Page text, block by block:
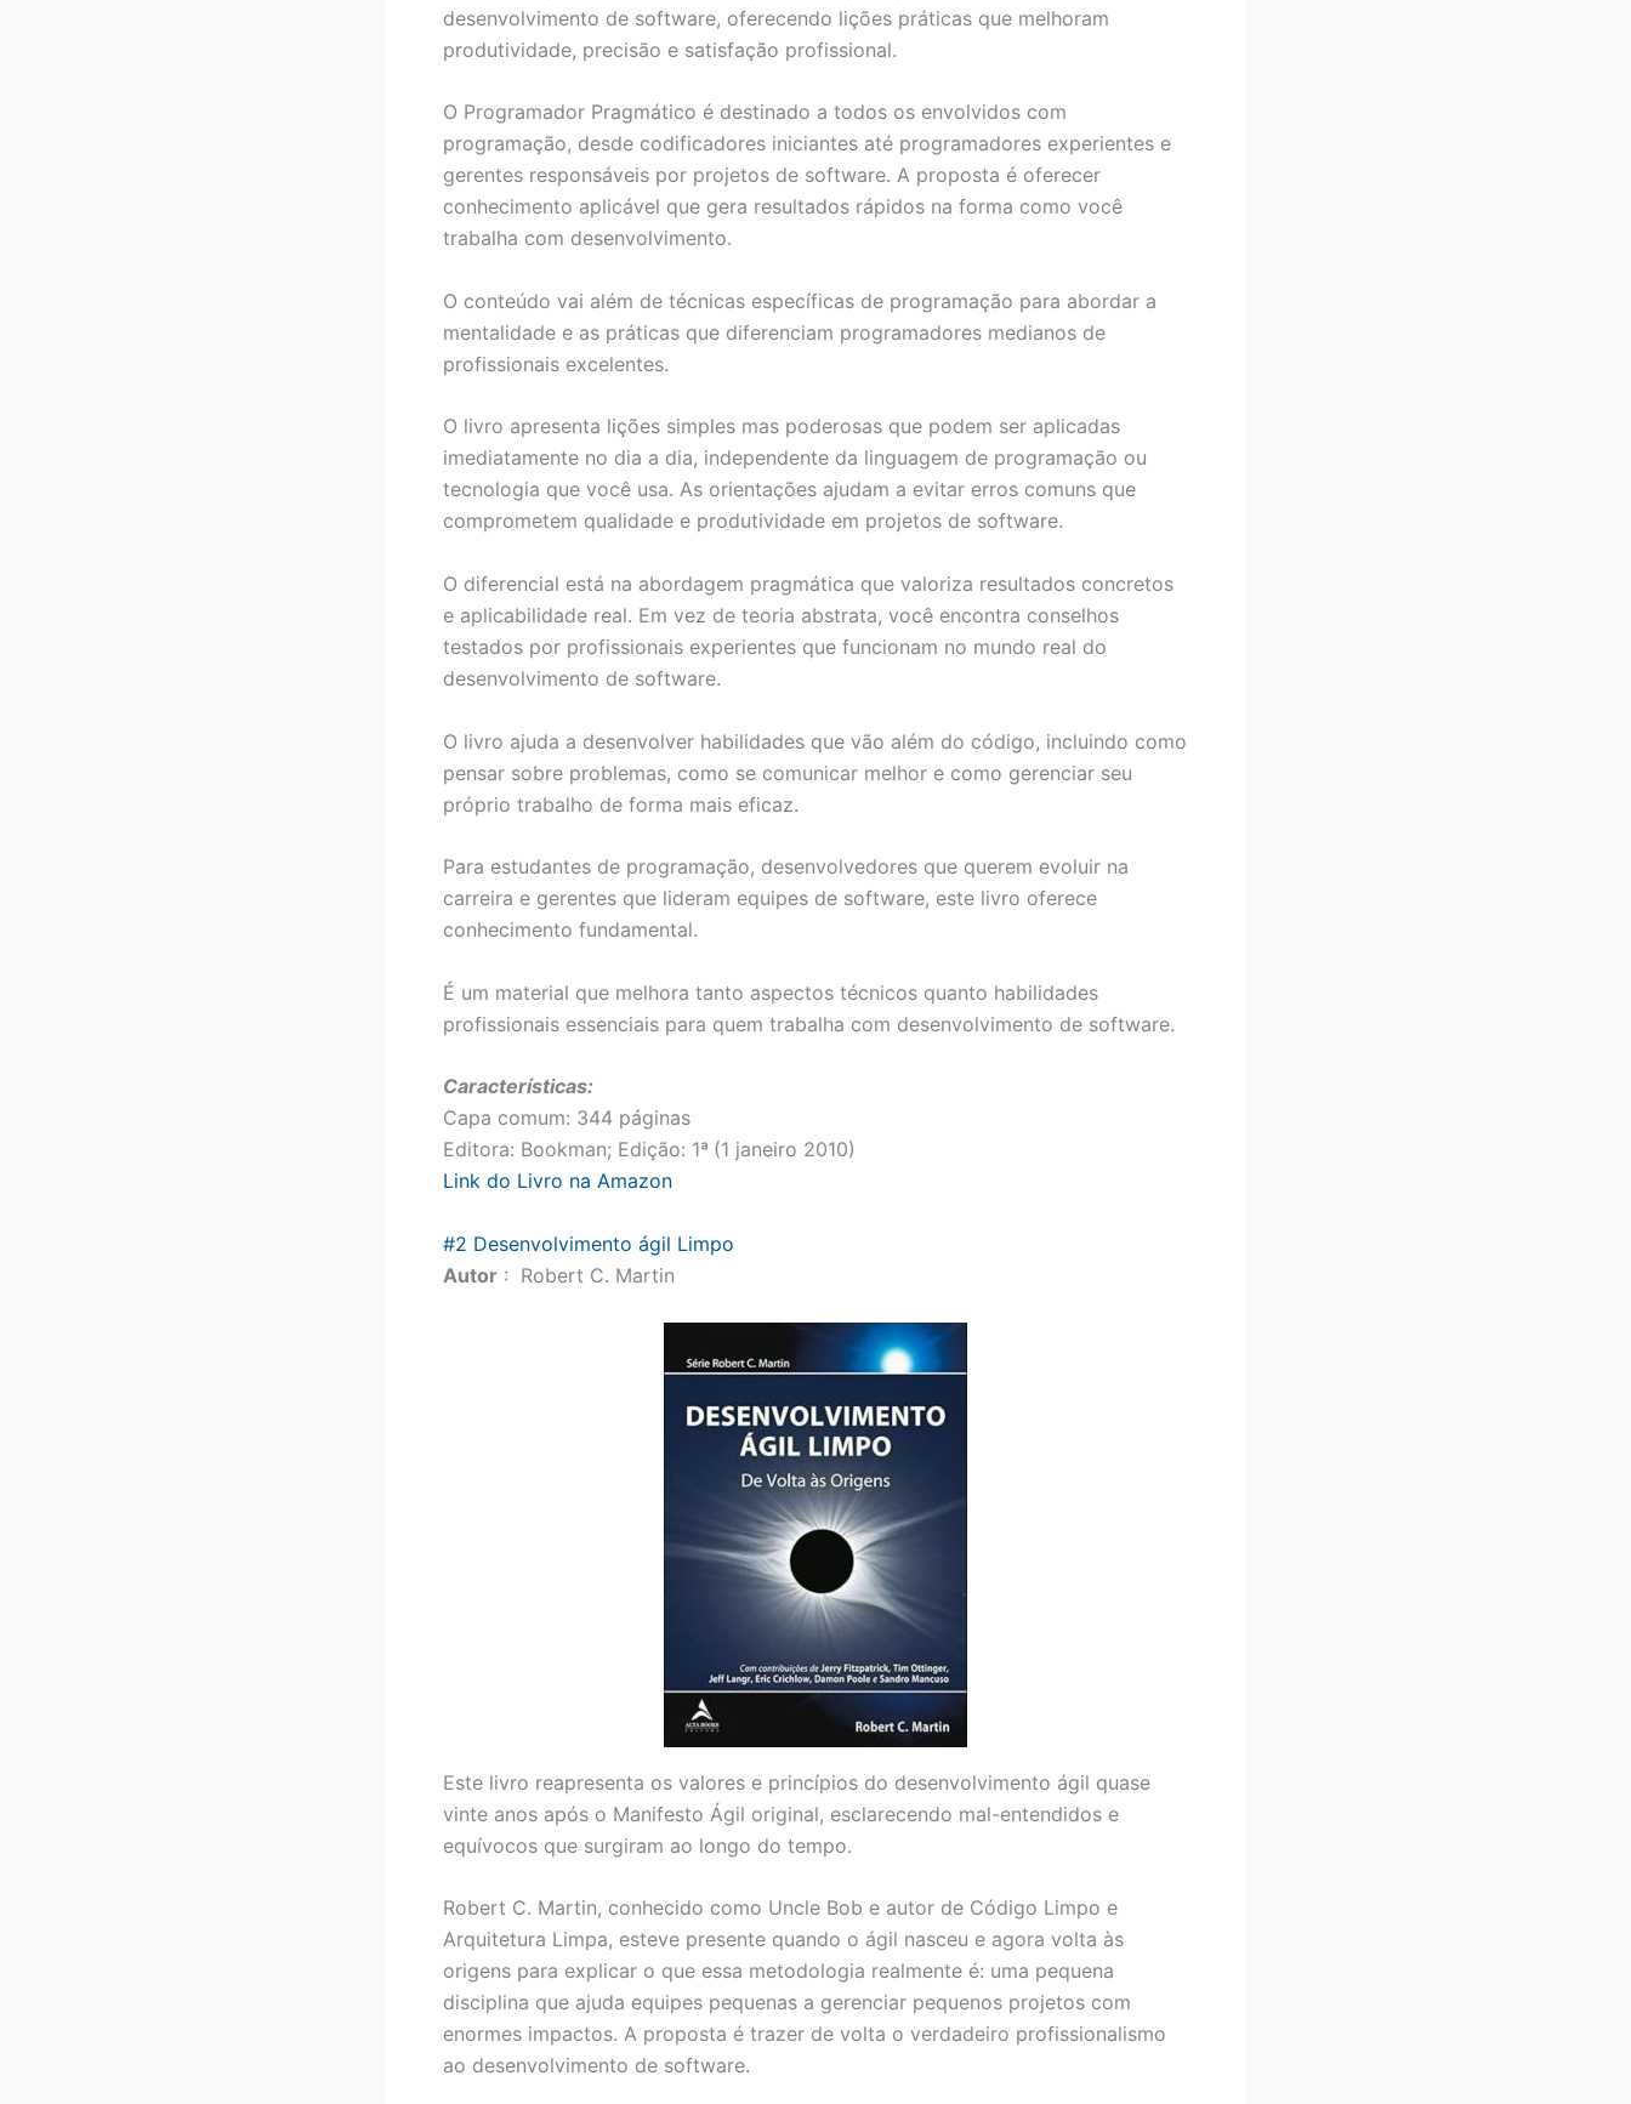
desenvolvimento de software, oferecendo lições práticas que melhoram
produtividade, precisão e satisfação profissional.
O Programador Pragmático é destinado a todos os envolvidos com
programação, desde codificadores iniciantes até programadores experientes e
gerentes responsáveis por projetos de software. A proposta é oferecer
conhecimento aplicável que gera resultados rápidos na forma como você
trabalha com desenvolvimento.
O conteúdo vai além de técnicas específicas de programação para abordar a
mentalidade e as práticas que diferenciam programadores medianos de
profissionais excelentes.
O livro apresenta lições simples mas poderosas que podem ser aplicadas
imediatamente no dia a dia, independente da linguagem de programação ou
tecnologia que você usa. As orientações ajudam a evitar erros comuns que
comprometem qualidade e produtividade em projetos de software.
O diferencial está na abordagem pragmática que valoriza resultados concretos
e aplicabilidade real. Em vez de teoria abstrata, você encontra conselhos
testados por profissionais experientes que funcionam no mundo real do
desenvolvimento de software.
O livro ajuda a desenvolver habilidades que vão além do código, incluindo como
pensar sobre problemas, como se comunicar melhor e como gerenciar seu
próprio trabalho de forma mais eficaz.
Para estudantes de programação, desenvolvedores que querem evoluir na
carreira e gerentes que lideram equipes de software, este livro oferece
conhecimento fundamental.
É um material que melhora tanto aspectos técnicos quanto habilidades
profissionais essenciais para quem trabalha com desenvolvimento de software.
Características:
Capa comum: 344 páginas
Editora: Bookman; Edição: 1ª (1 janeiro 2010)
Link do Livro na Amazon
#2 Desenvolvimento ágil Limpo
Autor : Robert C. Martin
Este livro reapresenta os valores e princípios do desenvolvimento ágil quase
vinte anos após o Manifesto Ágil original, esclarecendo mal-entendidos e
equívocos que surgiram ao longo do tempo.
Robert C. Martin, conhecido como Uncle Bob e autor de Código Limpo e
Arquitetura Limpa, esteve presente quando o ágil nasceu e agora volta às
origens para explicar o que essa metodologia realmente é: uma pequena
disciplina que ajuda equipes pequenas a gerenciar pequenos projetos com
enormes impactos. A proposta é trazer de volta o verdadeiro profissionalismo
ao desenvolvimento de software.